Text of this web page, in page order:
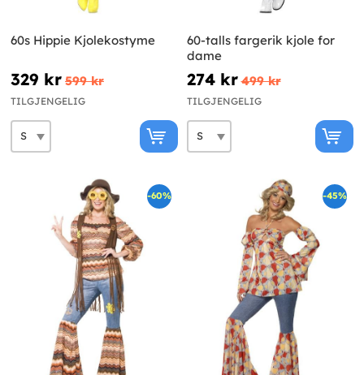
60s Hippie Kjolekostyme
329 kr 599 kr
TILGJENGELIG
60-talls fargerik kjole for
dame
274 kr 499 kr
TILGJENGELIG
-60% -45%